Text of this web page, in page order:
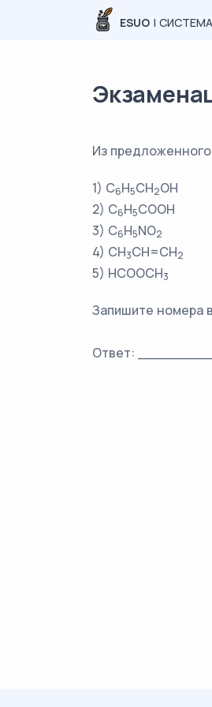
ESUO |
Из
1) C6H5CH2OH
2) C6H5COOH
3) C6H5NO2
4) CH3CH=CH2
5) HCOOCH3
Запишите номера
Ответ: